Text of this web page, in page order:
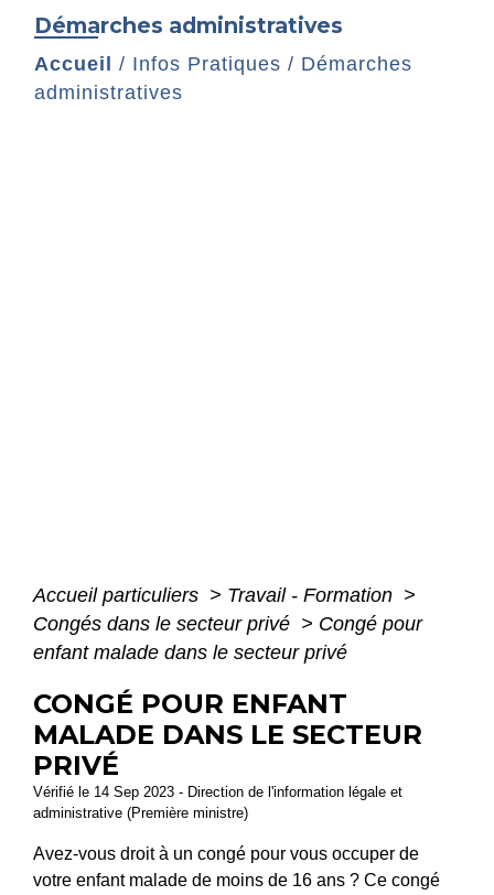
Démarches administratives
Accueil / Infos Pratiques / Démarches
administratives
Accueil particuliers > Travail - Formation >
Congés dans le secteur privé > Congé pour
enfant malade dans le secteur privé
CONGÉ POUR ENFANT
MALADE DANS LE SECTEUR
PRIVÉ
Vérifié le 14 Sep 2023 - Direction de l'information légale et
administrative (Première ministre)
Avez-vous droit à un congé pour vous occuper de
votre enfant malade de moins de 16 ans ? Ce congé